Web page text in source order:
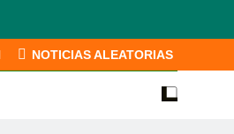
NOTICIAS ALEATORIAS